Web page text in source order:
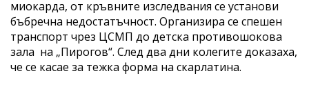
миокарда, от кръвните изследвания се установи
бъбречна недостатъчност. Организира се спешен
транспорт чрез ЦСМП до детска противошокова
зала на „Пирогов“. След два дни колегите доказаха,
че се касае за тежка форма на скарлатина.